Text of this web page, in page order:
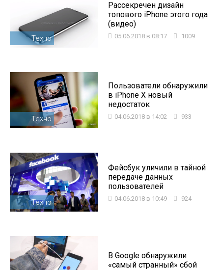
Техно
Рассекречен дизайн
топового iPhone этого года
(видео)
05.06.2018 в 08:17 1009
Техно
Пользователи обнаружили
в iPhone X новый
недостаток
04.06.2018 в 14:02 933
Техно
Фейсбук уличили в тайной
передаче данных
пользователей
04.06.2018 в 10:49 924
В Google обнаружили
«самый странный» сбой